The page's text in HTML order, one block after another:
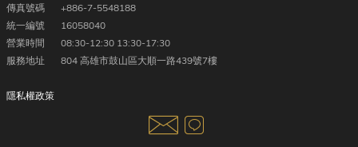
傳真號碼
統一編號
營業時間
服務地址
隱私權政策
+886-7-5548188
16058040
08:30-12:30 13:30-17:30
804 高雄市鼓山區大順一路439號7樓